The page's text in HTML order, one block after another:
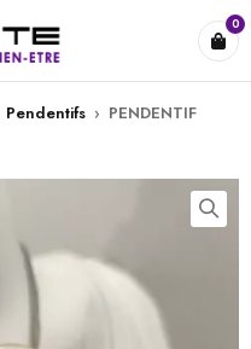
0
Pendentifs › PENDENTIF